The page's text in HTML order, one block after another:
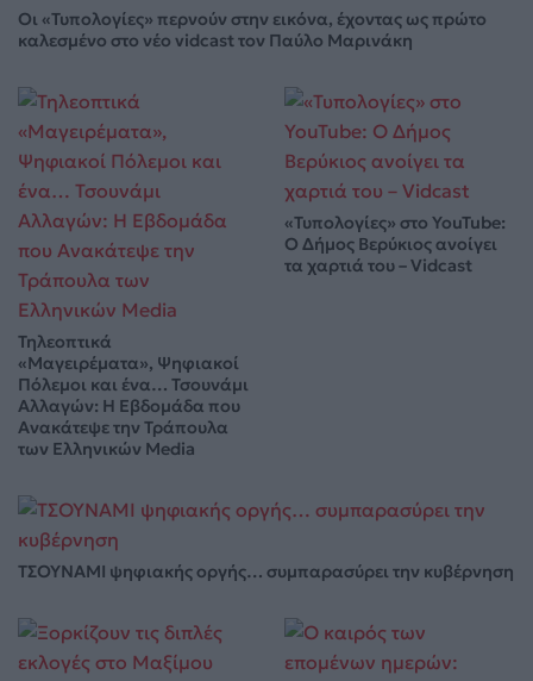
Οι «Τυπολογίες» περνούν στην εικόνα, έχοντας ως πρώτο
καλεσμένο στο νέο vidcast τον Παύλο Μαρινάκη
Τηλεοπτικά
«Μαγειρέματα», Ψηφιακοί
Πόλεμοι και ένα… Τσουνάμι
Αλλαγών: Η Εβδομάδα που
Ανακάτεψε την Τράπουλα
των Ελληνικών Media
«Τυπολογίες» στο YouTube:
Ο Δήμος Βερύκιος ανοίγει
τα χαρτιά του – Vidcast
ΤΣΟΥΝΑΜΙ ψηφιακής οργής… συμπαρασύρει την κυβέρνηση